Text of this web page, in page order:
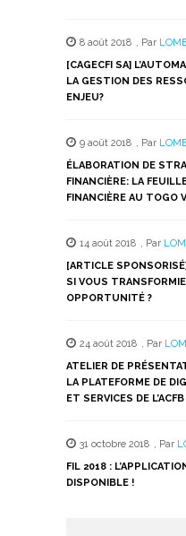
une
nouvelle
fenêtre)
une
fenêtre)
8 août 2018 , Par
[CAGECFI SA]
LA GESTION DES
ENJEU?
9 août 2018 , Par
ÉLABORATION DE
FINANCIÈRE: LA
FINANCIÈRE AU TOGO
14 août 2018 , Par
[ARTICLE
SI VOUS
OPPORTUNITÉ ?
24 août 2018 , Par
ATELIER DE
LA PLATEFORME DE
ET SERVICES DE
31 octobre 2018 , Par
FIL 2018 :
DISPONIBLE !